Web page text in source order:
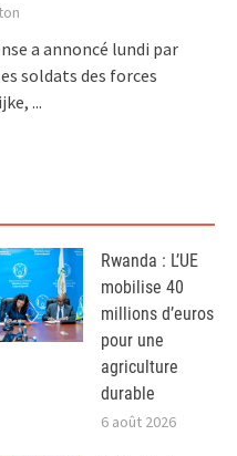
a annoncé lundi par
soldats des forces
...
Rwanda : L’UE
mobilise 40
millions d’euros
pour une
agriculture
durable
6 août 2026